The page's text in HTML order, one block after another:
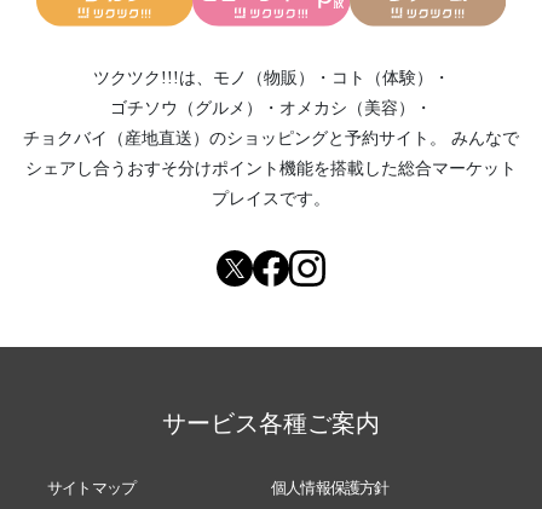
ツクツク!!!は、 モノ（物販） ・ コト（体験）
・
ゴチソウ（グルメ）
・ オメカシ（美容）
・
チョクバイ（産地直送） のショッピングと予約サイト。
みんなで
シェアし合う おすそ分けポイント機能を搭載した総合マーケット
プレイスです。
サービス各種ご案内
サイトマップ
個人情報保護方針